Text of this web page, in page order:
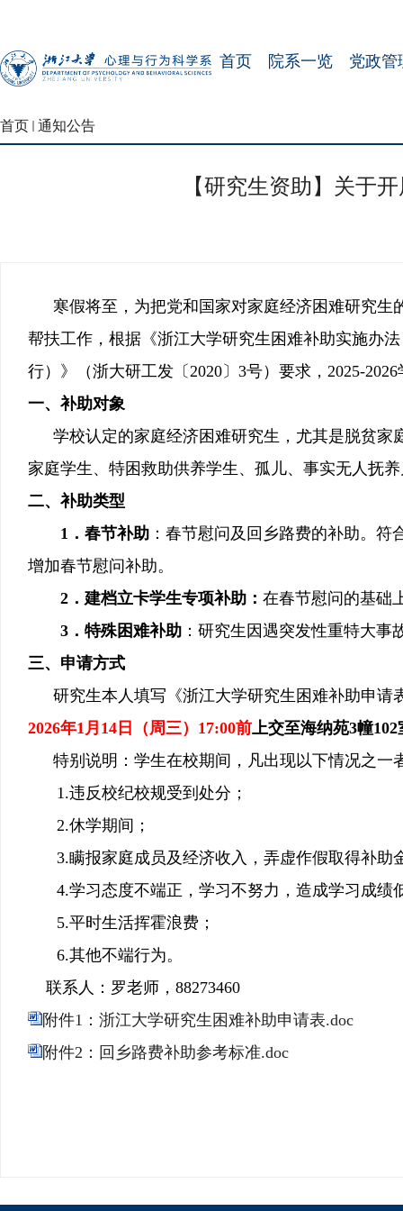
首页 院系一览 党政管
首页 通知公告
【研究生资助】关于
寒假将至，为把党和国家对家庭经济困难研究
帮扶工作，根据《浙江大学研究生困难补助实施办
行）》（浙大研工发〔 2020 〕 3号）要求， 2025-2026
一、补助对象
学校认定的家庭经济困难研究生，尤其是脱贫
家庭学生、特困救助供养学生、孤儿、事实无人抚
二、 补助类型
1． 春节补助 ：春节慰问及回乡路费的补助。
增加春节慰问补助。
2． 建档立卡学生专项补助： 在春节慰问的基础
3． 特殊困难补助 ：研究生因遇突发性重特大
三、 申请方式
研究生本人填写《浙江大学研究生困难补助申请
2026年1月 14 日（周三） 17:00前上交至海纳苑3幢102
特别说明：学生在校期间，凡出现以下情况之一
1.违反校纪校规受到处分；
2.休学期间；
3.瞒报家庭成员及经济收入，弄虚作假取得补助
4.学习态度不端正，学习不努力，造成学习成绩
5.平时生活挥霍浪费；
6.其他不端行为。
联系人：罗老师， 88273460
附件1：浙江大学研究生困难补助申请表.doc
附件2：回乡路费补助参考标准.doc